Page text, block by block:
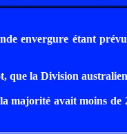
envergure étant
que la Division
majorité avait moins